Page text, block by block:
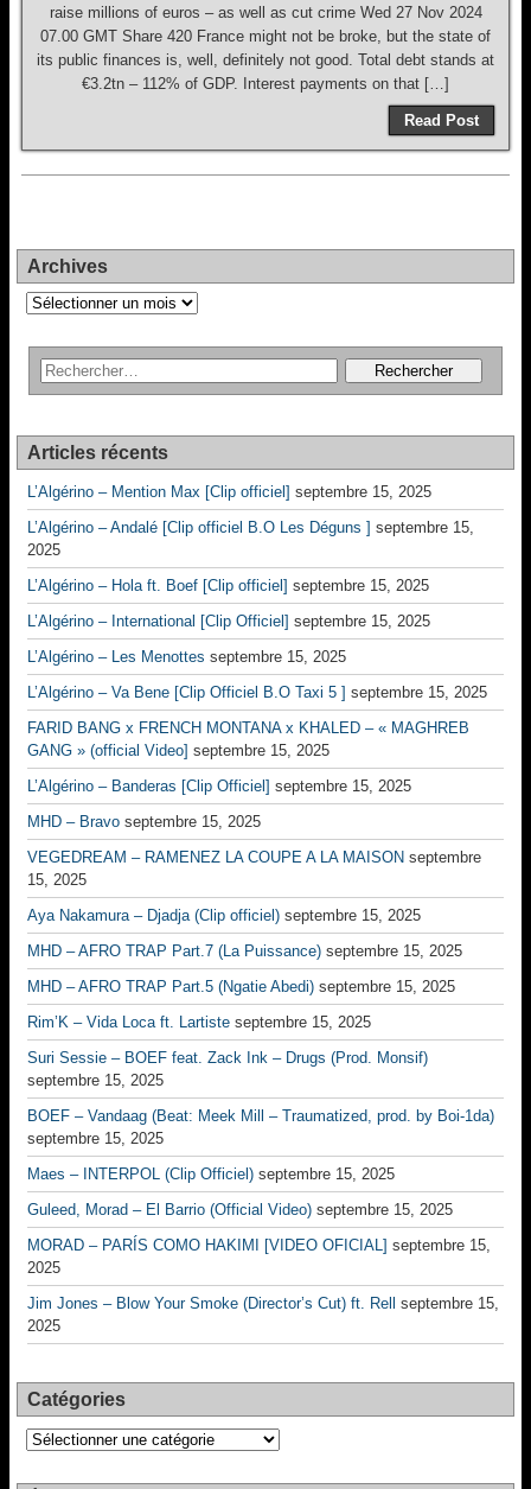
raise millions of euros – as well as cut crime Wed 27 Nov 2024
07.00 GMT Share 420 France might not be broke, but the state of
its public finances is, well, definitely not good. Total debt stands at
€3.2tn – 112% of GDP. Interest payments on that […]
Read Post
Archives
Archives
Articles récents
L’Algérino – Mention Max [Clip officiel] septembre 15, 2025
L’Algérino – Andalé [Clip officiel B.O Les Déguns ] septembre 15,
2025
L’Algérino – Hola ft. Boef [Clip officiel] septembre 15, 2025
L’Algérino – International [Clip Officiel] septembre 15, 2025
L’Algérino – Les Menottes septembre 15, 2025
L’Algérino – Va Bene [Clip Officiel B.O Taxi 5 ] septembre 15, 2025
FARID BANG x FRENCH MONTANA x KHALED – « MAGHREB
GANG » (official Video] septembre 15, 2025
L’Algérino – Banderas [Clip Officiel] septembre 15, 2025
MHD – Bravo septembre 15, 2025
VEGEDREAM – RAMENEZ LA COUPE A LA MAISON septembre
15, 2025
Aya Nakamura – Djadja (Clip officiel) septembre 15, 2025
MHD – AFRO TRAP Part.7 (La Puissance) septembre 15, 2025
MHD – AFRO TRAP Part.5 (Ngatie Abedi) septembre 15, 2025
Rim’K – Vida Loca ft. Lartiste septembre 15, 2025
Suri Sessie – BOEF feat. Zack Ink – Drugs (Prod. Monsif)
septembre 15, 2025
BOEF – Vandaag (Beat: Meek Mill – Traumatized, prod. by Boi-1da)
septembre 15, 2025
Maes – INTERPOL (Clip Officiel) septembre 15, 2025
Guleed, Morad – El Barrio (Official Video) septembre 15, 2025
MORAD – PARÍS COMO HAKIMI [VIDEO OFICIAL] septembre 15,
2025
Jim Jones – Blow Your Smoke (Director’s Cut) ft. Rell
septembre 15,
2025
Catégories
Catégories